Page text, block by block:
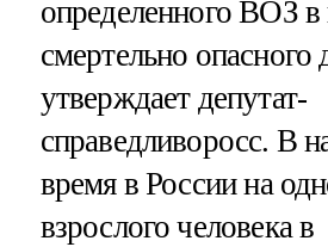
определенного ВОЗ в
смертельно опасного
утверждает депутат-
справедливоросс. В
время в России на
взрослого человека в